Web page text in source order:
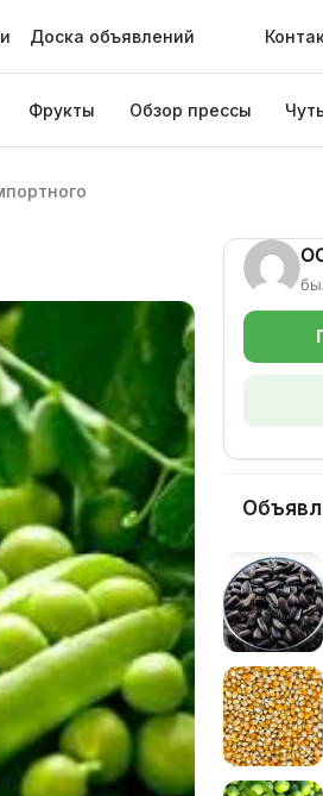
Доска объявлений
Фрукты Обзор прессы